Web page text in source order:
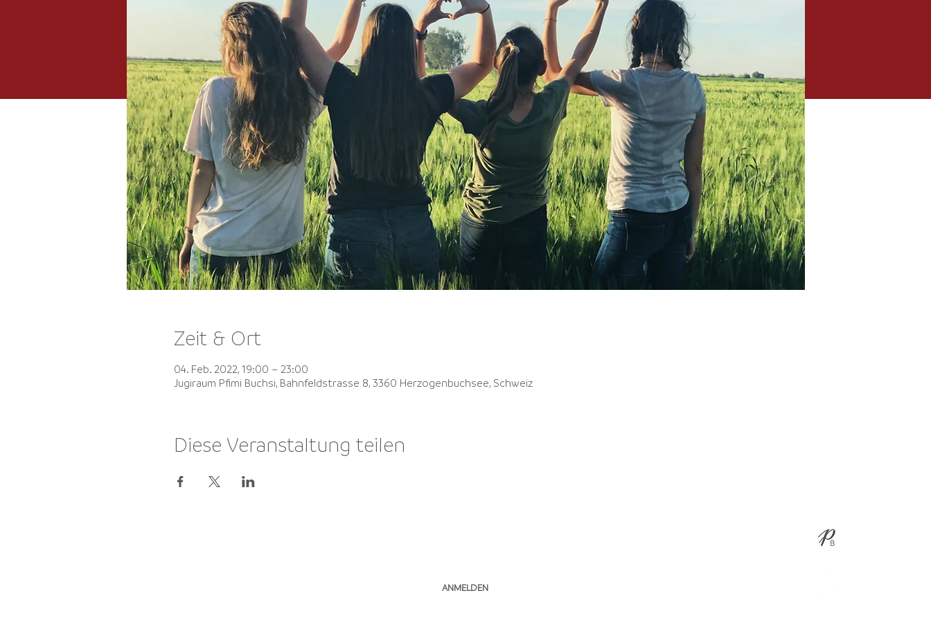
Zeit & Ort
04. Feb. 2022, 19:00 – 23:00
Jugiraum Pfimi Buchsi, Bahnfeldstrasse 8, 3360 Herzogenbuchsee, Schweiz
Diese Veranstaltung teilen
ANMELDEN